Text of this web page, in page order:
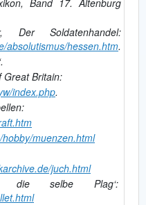
Band 17. Altenburg
Der Soldatenhandel:
absolutismus/hessen.htm.
Great Britain:
index.php.
muenzen.html
juch.html
die selbe Plag‘: